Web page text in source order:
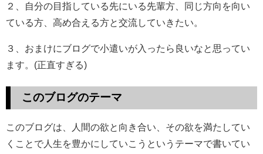
２、自分の目指している先にいる先輩方、同じ方向を向い
ている方、高め合える方と交流していきたい。
３、おまけにブログで小遣いが入ったら良いなと思ってい
ます。(正直すぎる)
このブログのテーマ
このブログは、人間の欲と向き合い、その欲を満たしてい
くことで人生を豊かにしていこうというテーマで書いてい